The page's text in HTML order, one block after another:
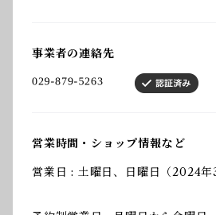
事業者の連絡先
営業時間・ショップ情報など
営業日 : 土曜日、日曜日（2024年